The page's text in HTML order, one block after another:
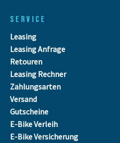
SERVICE
Leasing
Leasing Anfrage
Retouren
Leasing Rechner
Zahlungsarten
Versand
Gutscheine
E-Bike Verleih
E-Bike Versicherung